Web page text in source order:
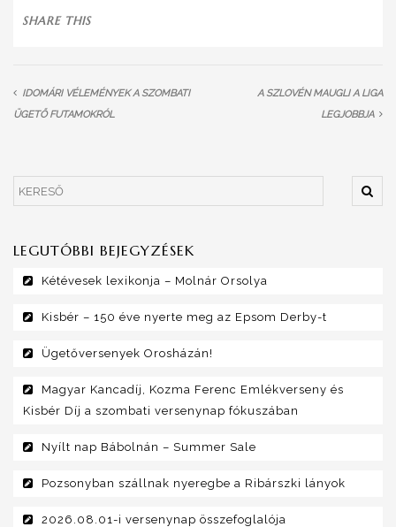
SHARE THIS
IDOMÁRI VÉLEMÉNYEK A SZOMBATI
ÜGETŐ FUTAMOKRÓL
A SZLOVÉN MAUGLI A LIGA
LEGJOBBJA
LEGUTÓBBI BEJEGYZÉSEK
Kétévesek lexikonja – Molnár Orsolya
Kisbér – 150 éve nyerte meg az Epsom Derby-t
Ügetőversenyek Orosházán!
Magyar Kancadíj, Kozma Ferenc Emlékverseny és
Kisbér Díj a szombati versenynap fókuszában
Nyílt nap Bábolnán – Summer Sale
Pozsonyban szállnak nyeregbe a Ribárszki lányok
2026.08.01-i versenynap összefoglalója